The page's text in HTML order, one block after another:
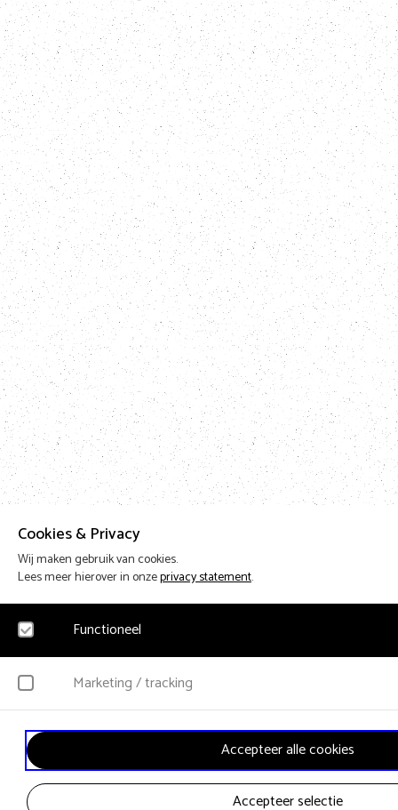
Cookies & Privacy
Wij maken gebruik van cookies.
Lees meer hierover in onzeprivacy statement.
Functioneel
Noodzakelijk
Hierbij worden geen persoonsgegevens verzameld.
Marketing / tracking
YouTube
Klikgedrag, bekeken video’s en aangepaste voorkeuren worden verzameld.
gebruikersgedrag wordt gebruikt voor advertenties.
Accepteer alle cookies
Accepteer selectie